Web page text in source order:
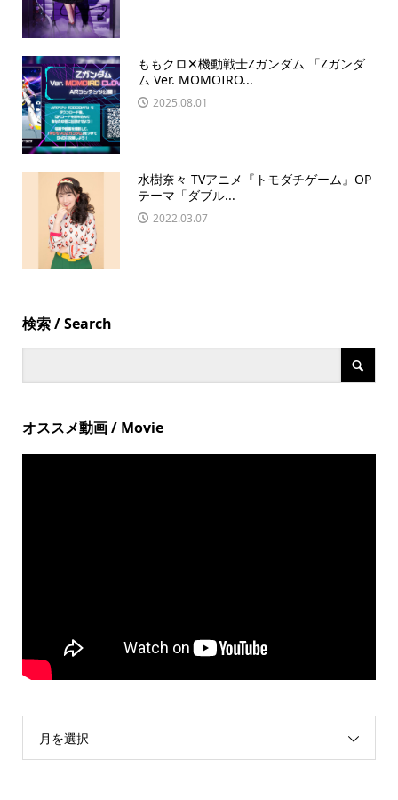
ももクロ✕機動戦士Zガンダム 「Zガンダ
ム Ver. MOMOIRO...
2025.08.01
水樹奈々 TVアニメ『トモダチゲーム』OP
テーマ「ダブル...
2022.03.07
検索 / Search
オススメ動画 / Movie
月を選択